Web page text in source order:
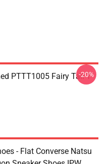
PTTT1005 Fairy Tail T-
-20%
- Flat Converse Natsu